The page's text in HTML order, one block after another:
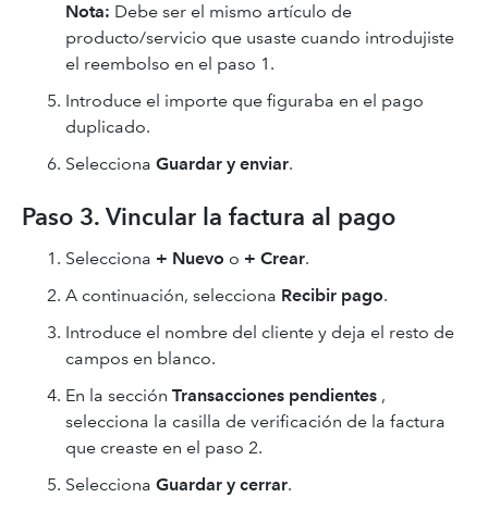
Nota: Debe ser el mismo artículo de
producto/servicio que usaste cuando introdujiste
el reembolso en el paso 1.
Introduce el importe que figuraba en el pago
duplicado.
Selecciona Guardar y enviar.
Paso 3. Vincular la factura al pago
Selecciona + Nuevo o + Crear.
A continuación, selecciona Recibir pago.
Introduce el nombre del cliente y deja el resto de
campos en blanco.
En la sección Transacciones pendientes ,
selecciona la casilla de verificación de la factura
que creaste en el paso 2.
Selecciona Guardar y cerrar.